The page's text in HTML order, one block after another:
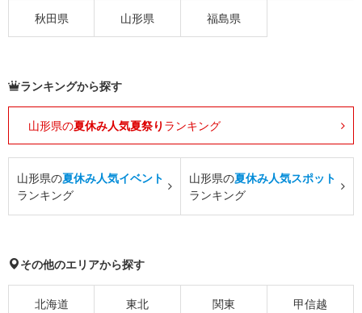
秋田県 山形県 福島県
ランキングから探す
山形県の夏休み人気夏祭り ランキング
山形県の夏休み人気イベント
ランキング
山形県の夏休み人気スポット
ランキング
その他のエリアから探す
北海道 東北 関東 甲信越